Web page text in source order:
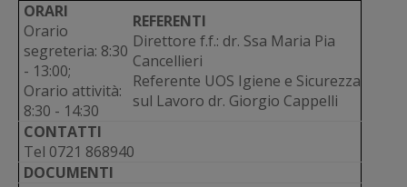
ORARI
Orario
segreteria: 8:30
- 13:00;
Orario attività:
8:30 - 14:30
REFERENTI
Direttore f.f.: dr. Ssa Maria Pia
Cancellieri
Referente UOS Igiene e Sicurezza
sul Lavoro dr. Giorgio Cappelli
CONTATTI
Tel 0721 868940
DOCUMENTI